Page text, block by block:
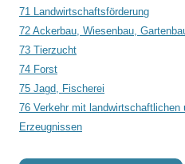
71 Landwirtschaftsförderung
72 Ackerbau, Wiesenbau,
73 Tierzucht
74 Forst
75 Jagd, Fischerei
76 Verkehr mit
Erzeugnissen